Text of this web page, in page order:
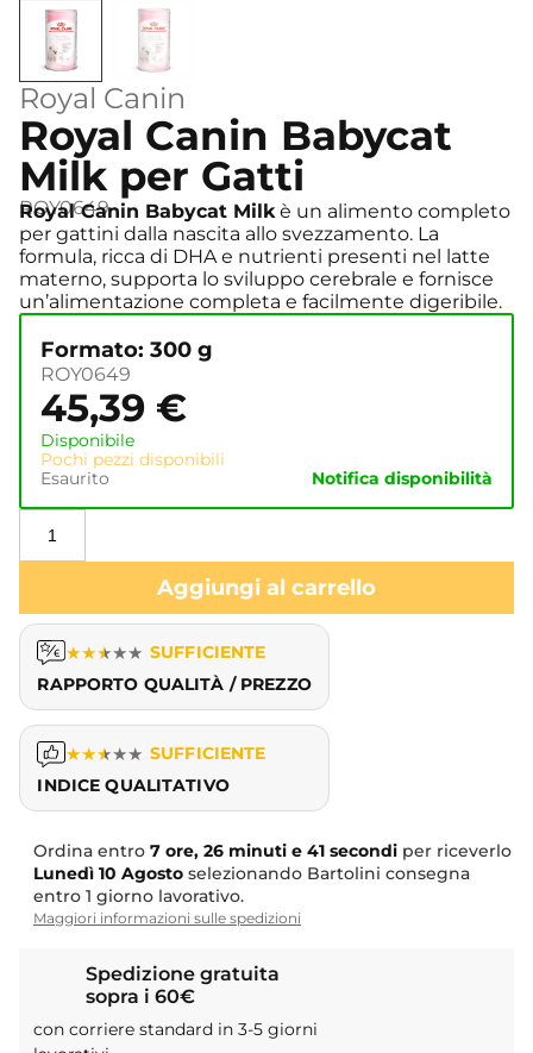
Royal Canin
Royal Canin Babycat
Milk per Gatti
ROY0649
Royal Canin Babycat Milkè un alimento completo
per gattini dalla nascita allo svezzamento. La
formula, ricca di DHA e nutrienti presenti nel latte
materno, supporta lo sviluppo cerebrale e fornisce
un’alimentazione completa e facilmente digeribile.
Formato: 300 g
ROY0649
45,39 €
Disponibile
Pochi pezzi disponibili
Esaurito
Notifica disponibilità
Aggiungi al carrello
★★★★★ SUFFICIENTE
RAPPORTO QUALITÀ / PREZZO
★★★★★ SUFFICIENTE
INDICE QUALITATIVO
Ordina entro 7 ore, 26 minuti e 41 secondi per riceverlo
Lunedì 10 Agosto selezionando Bartolini consegna
entro 1 giorno lavorativo.
Maggiori informazioni sulle spedizioni
Spedizione gratuita
sopra i 60€
con corriere standard in 3-5 giorni